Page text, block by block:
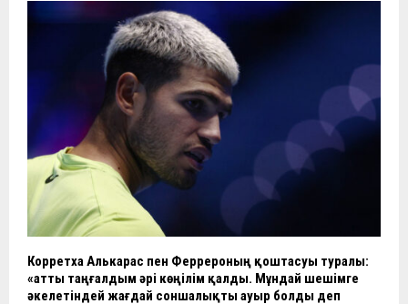
Корретха Алькарас пен Феррероның қоштасуы туралы:
«Қатты таңғалдым әрі көңілім қалды. Мұндай шешімге
әкелетіндей жағдай соншалықты ауыр болды деп